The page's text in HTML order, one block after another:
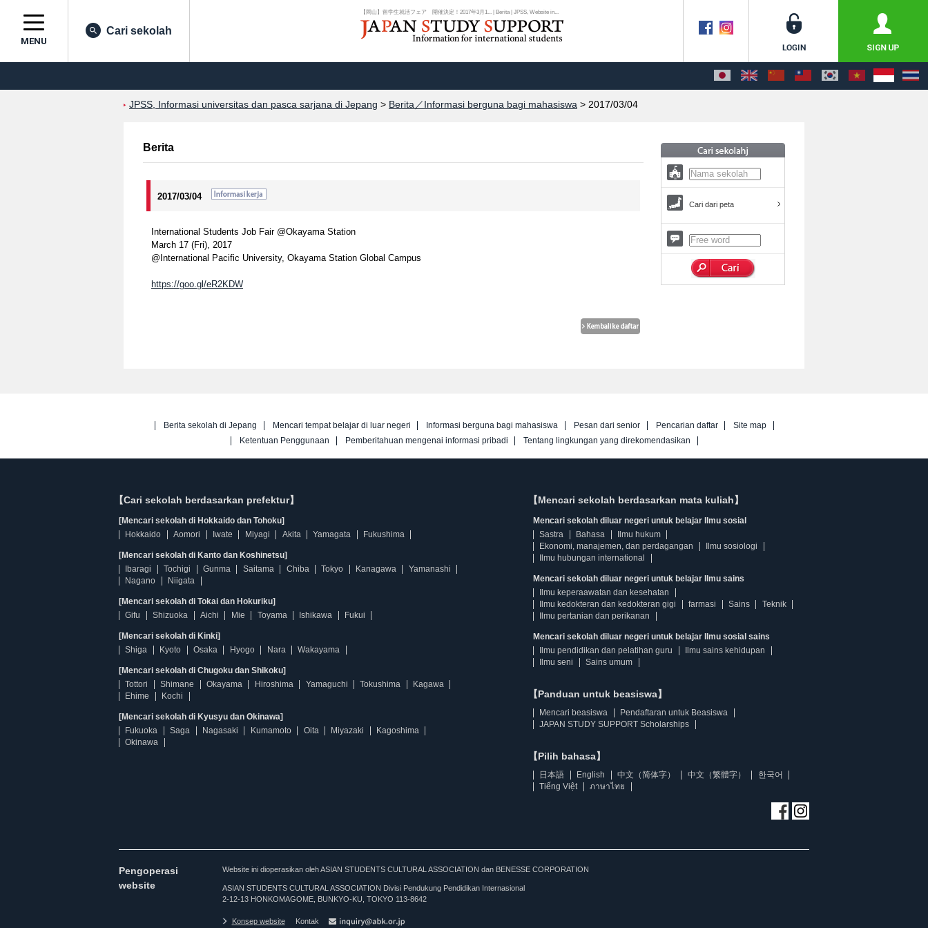
【岡山】留学生就活フェア 開催決定！2017年3月1... | Berita | JPSS, Website in...
MENU
Cari sekolah
JPSS, Informasi universitas dan pasca sarjana di Jepang > Berita／Informasi berguna bagi mahasiswa > 2017/03/04
Berita
2017/03/04
International Students Job Fair @Okayama Station
March 17 (Fri), 2017
@International Pacific University, Okayama Station Global Campus
https://goo.gl/eR2KDW
Cari dari peta
Berita sekolah di Jepang Mencari tempat belajar di luar negeri Informasi berguna bagi mahasiswa Pesan dari senior Pencarian daftar
Site map
Ketentuan Penggunaan
Pemberitahuan mengenai informasi pribadi Tentang lingkungan yang direkomendasikan
【Cari sekolah berdasarkan prefektur】
[Mencari sekolah di Hokkaido dan Tohoku]
Hokkaido
Aomori Iwate Miyagi Akita Yamagata Fukushima
[Mencari sekolah di Kanto dan Koshinetsu]
Ibaragi
Tochigi Gunma Saitama Chiba Tokyo Kanagawa
Yamanashi
Nagano
Niigata
[Mencari sekolah di Tokai dan Hokuriku]
Gifu
Shizuoka Aichi Mie Toyama Ishikawa Fukui
[Mencari sekolah di Kinki]
Shiga
Kyoto Osaka Hyogo Nara Wakayama
[Mencari sekolah di Chugoku dan Shikoku]
Tottori
Shimane Okayama Hiroshima Yamaguchi Tokushima
Kagawa
Ehime
Kochi
[Mencari sekolah di Kyusyu dan Okinawa]
Fukuoka
Saga Nagasaki Kumamoto Oita Miyazaki
Kagoshima
Okinawa
【Mencari sekolah berdasarkan mata kuliah】
Mencari sekolah diluar negeri untuk belajar Ilmu sosial
Sastra
Bahasa
Ilmu hukum
Ekonomi, manajemen, dan perdagangan
Ilmu sosiologi
Ilmu hubungan international
Mencari sekolah diluar negeri untuk belajar Ilmu sains
Ilmu keperaawatan dan kesehatan
Ilmu kedokteran dan kedokteran gigi
farmasi Sains
Teknik
Ilmu pertanian dan perikanan
Mencari sekolah diluar negeri untuk belajar Ilmu sosial sains
Ilmu pendidikan dan pelatihan guru
Ilmu sains kehidupan
Ilmu seni
Sains umum
【Panduan untuk beasiswa】
Mencari beasiswa
Pendaftaran untuk Beasiswa
JAPAN STUDY SUPPORT Scholarships
【Pilih bahasa】
日本語 English 中文（简体字） 中文（繁體字）
한국어
Tiếng Việt
ภาษาไทย
Pengoperasi
website
Website ini dioperasikan oleh ASIAN STUDENTS CULTURAL ASSOCIATION dan BENESSE CORPORATION
ASIAN STUDENTS CULTURAL ASSOCIATION Divisi Pendukung Pendidikan Internasional
2-12-13 HONKOMAGOME, BUNKYO-KU, TOKYO 113-8642
Konsep website Kontak